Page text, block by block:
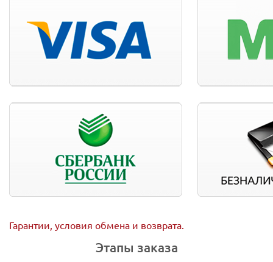
Гарантии, условия обмена и возврата.
Этапы заказа